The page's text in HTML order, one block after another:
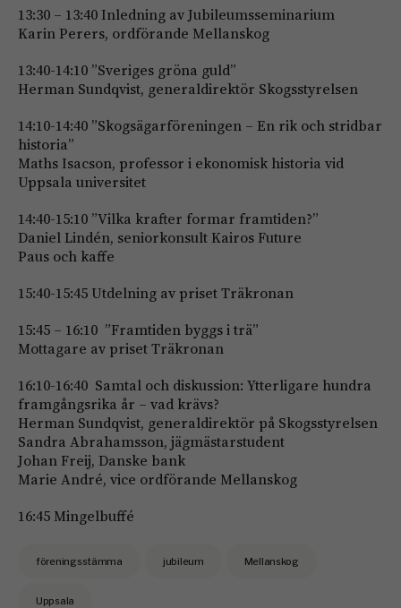
13:30 – 13:40 Inledning av Jubileumsseminarium
Karin Perers, ordförande Mellanskog
13:40-14:10 ”Sveriges gröna guld”
Herman Sundqvist, generaldirektör Skogsstyrelsen
14:10-14:40 ”Skogsägarföreningen – En rik och stridbar
historia”
Maths Isacson, professor i ekonomisk historia vid
Uppsala universitet
14:40-15:10 ”Vilka krafter formar framtiden?”
Daniel Lindén, seniorkonsult Kairos Future
Paus och kaffe
15:40-15:45 Utdelning av priset Träkronan
15:45 – 16:10 ”Framtiden byggs i trä”
Mottagare av priset Träkronan
16:10-16:40 Samtal och diskussion: Ytterligare hundra
framgångsrika år – vad krävs?
Herman Sundqvist, generaldirektör på Skogsstyrelsen
Sandra Abrahamsson, jägmästarstudent
Johan Freij, Danske bank
Marie André, vice ordförande Mellanskog
16:45 Mingelbuffé
föreningsstämma jubileum Mellanskog
Uppsala